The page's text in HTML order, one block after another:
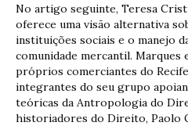
No artigo seguinte, Teresa
oferece uma visão alternativa
instituições sociais e o manejo
comunidade mercantil. Marques
próprios comerciantes do
integrantes do seu grupo
teóricas da Antropologia do
historiadores do Direito, Paolo